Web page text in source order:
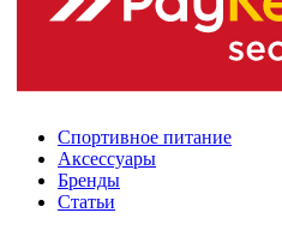
Спортивное питание
Аксессуары
Бренды
Статьи